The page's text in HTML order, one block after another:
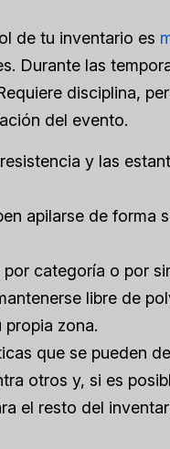
de tu inventario es
Durante las
disciplina,
del evento.
y las
apilarse de forma
categoría o por
libre de
propia zona.
que se pueden
otros y, si es
el resto del